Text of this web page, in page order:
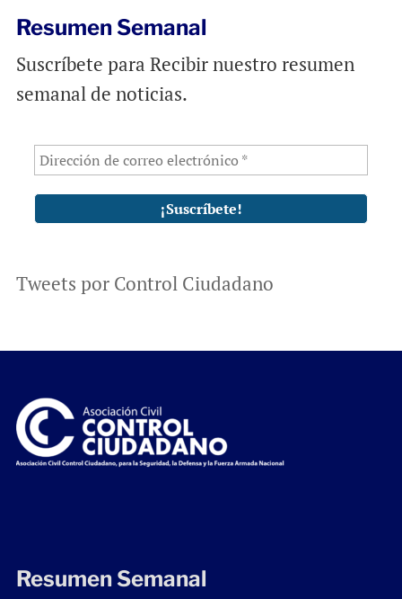
Resumen Semanal
Suscríbete para Recibir nuestro resumen
semanal de noticias.
Tweets por Control Ciudadano
Resumen Semanal